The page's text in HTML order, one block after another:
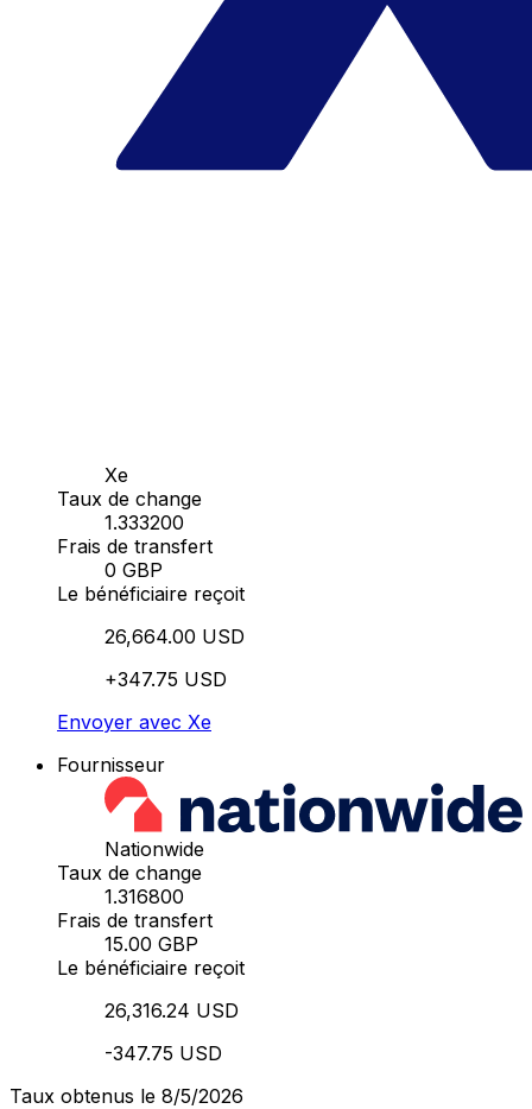
Xe
Taux de change
1.333200
Frais de transfert
0 GBP
Le bénéficiaire reçoit
26,664.00 USD
+347.75 USD
Envoyer avec Xe
Fournisseur
Nationwide
Taux de change
1.316800
Frais de transfert
15.00 GBP
Le bénéficiaire reçoit
26,316.24 USD
-347.75 USD
Taux obtenus le 8/5/2026